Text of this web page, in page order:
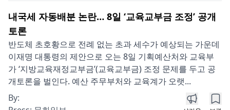
내국세 자동배분 논란… 8일 ‘교육교부금 조정’ 공개
토론
반도체 초호황으로 전례 없는 초과 세수가 예상되는 가운데
이재명 대통령의 제안으로 오는 8일 기획예산처와 교육부
가 ‘지방교육재정교부금’(교육교부금) 조정 문제를 두고 공
개토론을 벌인다. 예산 주무부처와 교육계가 오랫...
By: